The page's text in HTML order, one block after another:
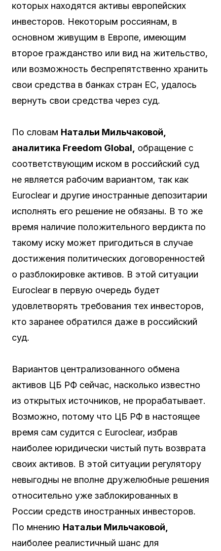
которых находятся активы европейских
инвесторов. Некоторым россиянам, в
основном живущим в Европе, имеющим
второе гражданство или вид на жительство,
или возможность беспрепятственно хранить
свои средства в банках стран ЕС, удалось
вернуть свои средства через суд.
По словам Натальи Мильчаковой,
аналитика Freedom Global,
обращение с
соответствующим иском в российский суд
не является рабочим вариантом, так как
Euroclear и другие иностранные депозитарии
исполнять его решение не обязаны. В то же
время наличие положительного вердикта по
такому иску может пригодиться в случае
достижения политических договоренностей
о разблокировке активов. В этой ситуации
Euroclear в первую очередь будет
удовлетворять требования тех инвесторов,
кто заранее обратился даже в российский
суд.
Вариантов централизованного обмена
активов ЦБ РФ сейчас, насколько известно
из открытых источников, не прорабатывает.
Возможно, потому что ЦБ РФ в настоящее
время сам судится с Euroclear, избрав
наиболее юридически чистый путь возврата
своих активов. В этой ситуации регулятору
невыгодны не вполне дружелюбные решения
относительно уже заблокированных в
России средств иностранных инвесторов.
По мнению Натальи Мильчаковой,
наиболее реалистичный шанс для